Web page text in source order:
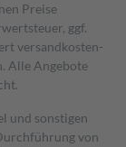
Preise
ggf.
versand­kosten­
Alle Angebote
und sonstigen
von